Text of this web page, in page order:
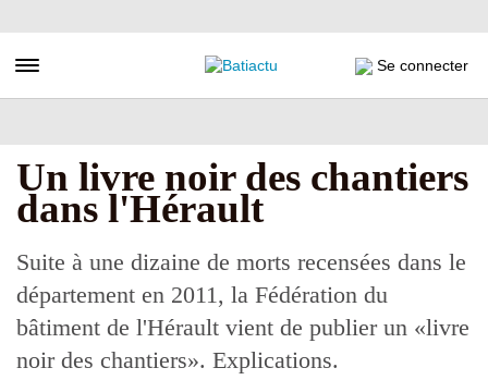
au
principal
Toggle navigation Se connecter
Un livre noir des chantiers
dans l'Hérault
Suite à une dizaine de morts recensées dans le
département en 2011, la Fédération du
bâtiment de l'Hérault vient de publier un «livre
noir des chantiers». Explications.